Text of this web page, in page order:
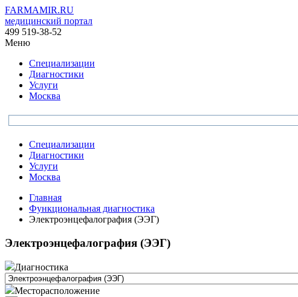
FARMAMIR.RU
медицинский портал
499 519-38-52
Меню
Специализации
Диагностики
Услуги
Москва
Специализации
Диагностики
Услуги
Москва
Главная
Функциональная диагностика
Электроэнцефалография (ЭЭГ)
Электроэнцефалография (ЭЭГ)
Диагностика
Месторасположение